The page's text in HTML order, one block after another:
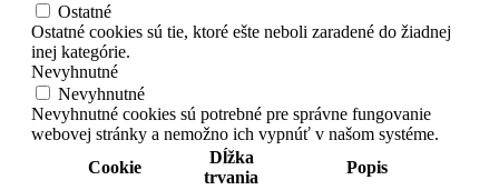
Ostatné
Ostatné cookies sú tie, ktoré ešte neboli zaradené do žiadnej
inej kategórie.
Nevyhnutné
Nevyhnutné
Nevyhnutné cookies sú potrebné pre správne fungovanie
webovej stránky a nemožno ich vypnúť v našom systéme.
Cookie
Dĺžka
trvania
Popis